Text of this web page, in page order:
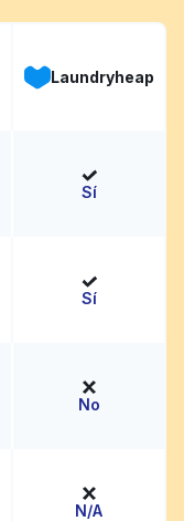
Laundryheap
Sí
Sí
No
N/A